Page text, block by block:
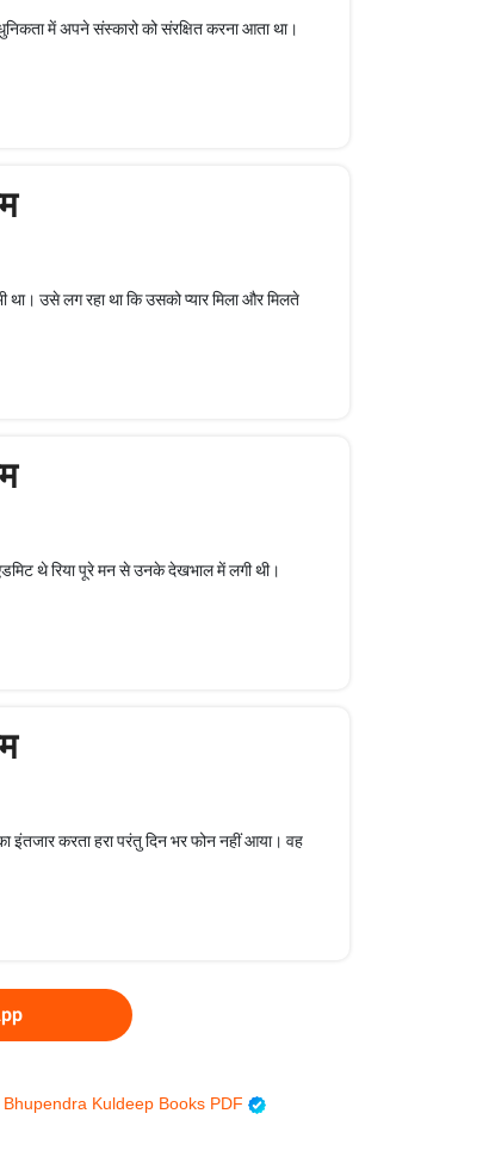
में अपने संस्कारो को संरक्षित करना आता था।
उसे लग रहा था कि उसको प्यार मिला और मिलते
थे रिया पूरे मन से उनके देखभाल में लगी थी।
इंतजार करता हरा परंतु दिन भर फोन नहीं आया। वह
Bhupendra Kuldeep Books PDF